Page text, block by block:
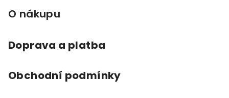
O nákupu
Doprava a platba
Obchodní podmínky